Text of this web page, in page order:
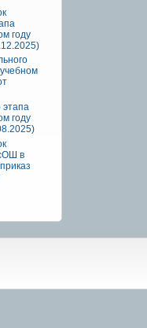
году
этапа
году
в